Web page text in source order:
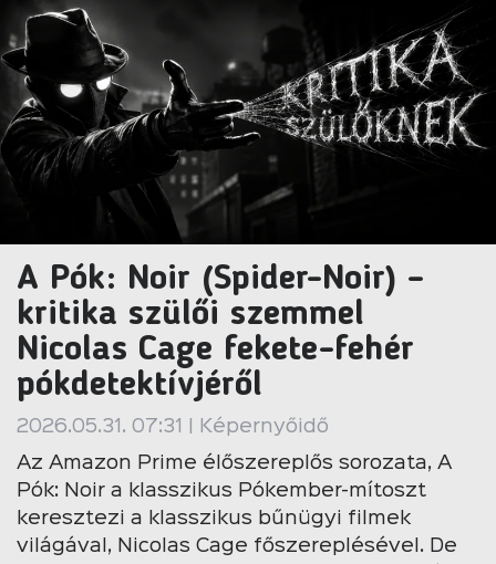
A Pók: Noir (Spider-Noir) –
kritika szülői szemmel
Nicolas Cage fekete-fehér
pókdetektívjéről
2026.05.31. 07:31 | Képernyőidő
Az Amazon Prime élőszereplős sorozata, A
Pók: Noir a klasszikus Pókember-mítoszt
keresztezi a klasszikus bűnügyi filmek
világával, Nicolas Cage főszereplésével. De